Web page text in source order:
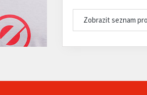
Zobrazit seznam